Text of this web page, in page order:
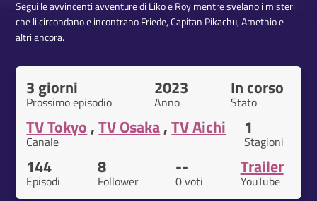
Segui le avvincenti avventure di Liko e Roy mentre svelano i misteri
che li circondano e incontrano Friede, Capitan Pikachu, Amethio e
altri ancora.
3 giorni
Prossimo episodio
2023
Anno
In corso
Stato
TV Tokyo,TV Osaka,TV Aichi
Canale
1
Stagioni
144
Episodi
8
Follower
--
0 voti
Trailer
YouTube